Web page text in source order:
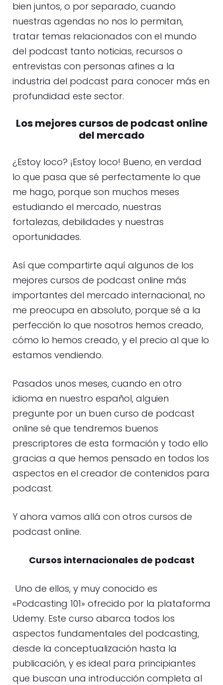
bien juntos, o por separado, cuando
nuestras agendas no nos lo permitan,
tratar temas relacionados con el mundo
del podcast tanto noticias, recursos o
entrevistas con personas afines a la
industria del podcast para conocer más en
profundidad este sector.
Los mejores cursos de podcast online
del mercado
¿Estoy loco? ¡Estoy loco! Bueno, en verdad
lo que pasa que sé perfectamente lo que
me hago, porque son muchos meses
estudiando el mercado, nuestras
fortalezas, debilidades y nuestras
oportunidades.
Así que compartirte aquí algunos de los
mejores cursos de podcast online más
importantes del mercado internacional, no
me preocupa en absoluto, porque sé a la
perfección lo que nosotros hemos creado,
cómo lo hemos creado, y el precio al que lo
estamos vendiendo.
Pasados unos meses, cuando en otro
idioma en nuestro español, alguien
pregunte por un buen curso de podcast
online sé que tendremos buenos
prescriptores de esta formación y todo ello
gracias a que hemos pensado en todos los
aspectos en el creador de contenidos para
podcast.
Y ahora vamos allá con otros cursos de
podcast online.
Cursos internacionales de podcast
Uno de ellos, y muy conocido es
«Podcasting 101» ofrecido por la plataforma
Udemy. Este curso abarca todos los
aspectos fundamentales del podcasting,
desde la conceptualización hasta la
publicación, y es ideal para principiantes
que buscan una introducción completa al